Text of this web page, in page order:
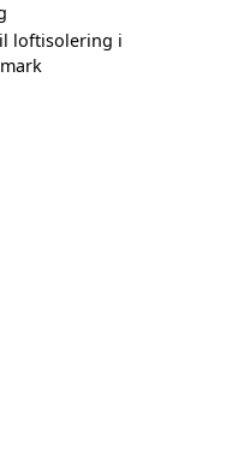
loftisolering i